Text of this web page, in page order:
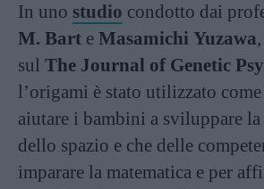
In uno studio condotto dai
M. Bart e Masamichi Yuzawa
sul The Journal of Genetic
l’origami è stato utilizzato
aiutare i bambini a sviluppare la
dello spazio e che delle
imparare la matematica e per